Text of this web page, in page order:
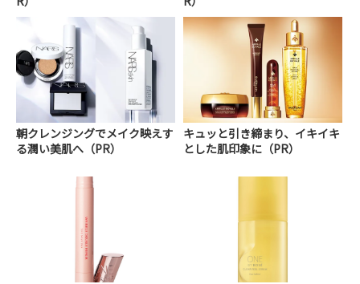
朝クレンジングでメイク映えす
る潤い美肌へ（PR）
キュッと引き締まり、イキイキ
とした肌印象に（PR）